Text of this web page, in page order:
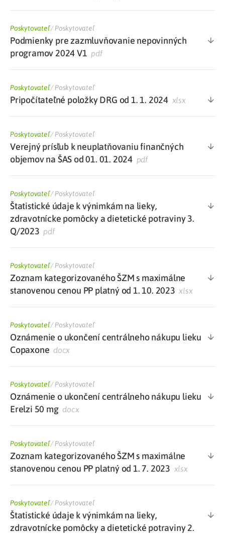
Poskytovateľ/Poskytovateľ
Podmienky pre zazmluvňovanie nepovinných
programov 2024 V1 pdf
Poskytovateľ/Poskytovateľ
Pripočítateľné položky DRG od 1. 1. 2024 xlsx
Poskytovateľ/Poskytovateľ
Verejný prísľub k neuplatňovaniu finančných
objemov na ŠAS od 01. 01. 2024 pdf
Poskytovateľ/Poskytovateľ
Štatistické údaje k výnimkám na lieky,
zdravotnícke pomôcky a dietetické potraviny 3.
Q/2023 pdf
Poskytovateľ/Poskytovateľ
Zoznam kategorizovaného ŠZM s maximálne
stanovenou cenou PP platný od 1. 10. 2023 xlsx
Poskytovateľ/Poskytovateľ
Oznámenie o ukončení centrálneho nákupu lieku
Copaxone docx
Poskytovateľ/Poskytovateľ
Oznámenie o ukončení centrálneho nákupu lieku
Erelzi 50 mgdocx
Poskytovateľ/Poskytovateľ
Zoznam kategorizovaného ŠZM s maximálne
stanovenou cenou PP platný od 1. 7. 2023 xlsx
Poskytovateľ/Poskytovateľ
Štatistické údaje k výnimkám na lieky,
zdravotnícke pomôcky a dietetické potraviny 2.